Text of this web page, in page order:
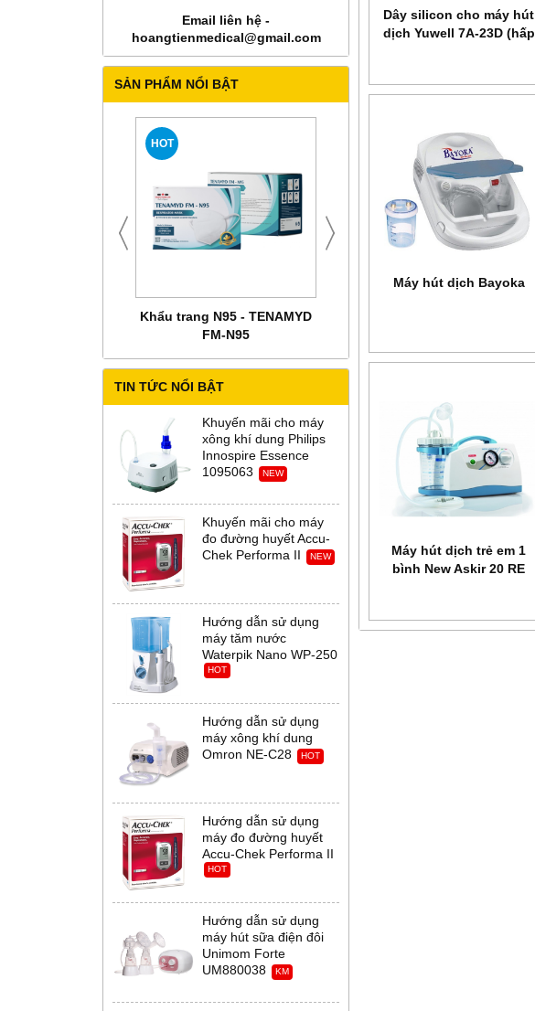
Email liên hệ -
hoangtienmedical@gmail.com
SẢN PHẨM NỔI BẬT
HOT
Khẩu trang N95 - TENAMYD
FM-N95
TIN TỨC NỔI BẬT
Khuyến mãi cho máy
xông khí dung Philips
Innospire Essence
1095063
NEW
Khuyến mãi cho máy
đo đường huyết Accu-
Chek Performa II
NEW
Hướng dẫn sử dụng
máy tăm nước
Waterpik Nano WP-250
HOT
Hướng dẫn sử dụng
máy xông khí dung
Omron NE-C28
HOT
Hướng dẫn sử dụng
máy đo đường huyết
Accu-Chek Performa II
HOT
Hướng dẫn sử dụng
máy hút sữa điện đôi
Unimom Forte
UM880038
KM
Dây silicon cho máy hút
dịch Yuwell 7A-23D (hấp
Máy hút dịch Bayoka
Máy hút dịch trẻ em 1
bình New Askir 20 RE